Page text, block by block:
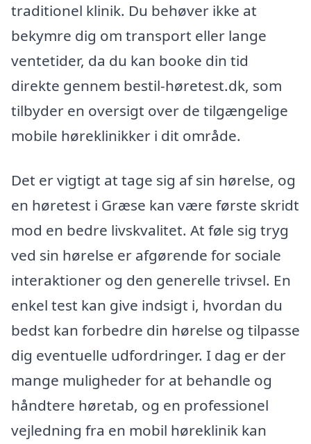
traditionel klinik. Du behøver ikke at
bekymre dig om transport eller lange
ventetider, da du kan booke din tid
direkte gennem bestil-høretest.dk, som
tilbyder en oversigt over de tilgængelige
mobile høreklinikker i dit område.
Det er vigtigt at tage sig af sin hørelse, og
en høretest i Græse kan være første skridt
mod en bedre livskvalitet. At føle sig tryg
ved sin hørelse er afgørende for sociale
interaktioner og den generelle trivsel. En
enkel test kan give indsigt i, hvordan du
bedst kan forbedre din hørelse og tilpasse
dig eventuelle udfordringer. I dag er der
mange muligheder for at behandle og
håndtere høretab, og en professionel
vejledning fra en mobil høreklinik kan